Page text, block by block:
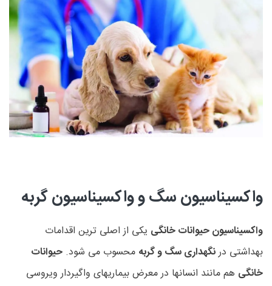
واکسیناسیون سگ و واکسیناسیون گربه
واکسیناسیون حیوانات خانگی یکی از اصلی ترین اقدامات
بهداشتی درنگهداری سگ و گربه محسوب می شود. حیوانات
خانگی هم مانند انسانها در معرض بیماریهای واگیردار ویروسی